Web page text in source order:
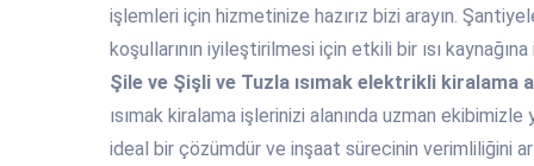
işlemleri için hizmetinize hazırız bizi arayın.
koşullarının iyileştirilmesi için etkili bir ısı
Şile ve Şişli ve Tuzla ısımak elektrikli kiralama
ısımak kiralama işlerinizi alanında uzman ekibimizle
ideal bir çözümdür ve inşaat sürecinin verimliliğini